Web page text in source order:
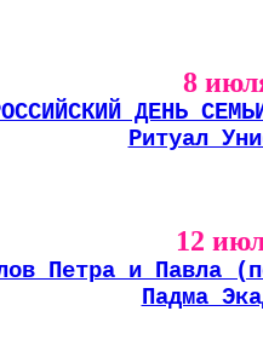
8
ДЕНЬ
Ритуал
12
Петра и Павла
Падма